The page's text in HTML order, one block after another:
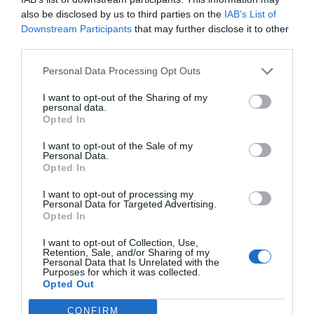
also be disclosed by us to third parties on the IAB’s List of
Downstream Participants that may further disclose it to other
Personal Data Processing Opt Outs
I want to opt-out of the Sharing of my
personal data.
Opted In
I want to opt-out of the Sale of my
Personal Data.
Opted In
I want to opt-out of processing my
Personal Data for Targeted Advertising.
Opted In
I want to opt-out of Collection, Use,
Retention, Sale, and/or Sharing of my
Personal Data that Is Unrelated with the
Purposes for which it was collected.
Opted Out
CONFIRM
Θεσσαλονίκη
Σάββατο, 08
+38°+28°